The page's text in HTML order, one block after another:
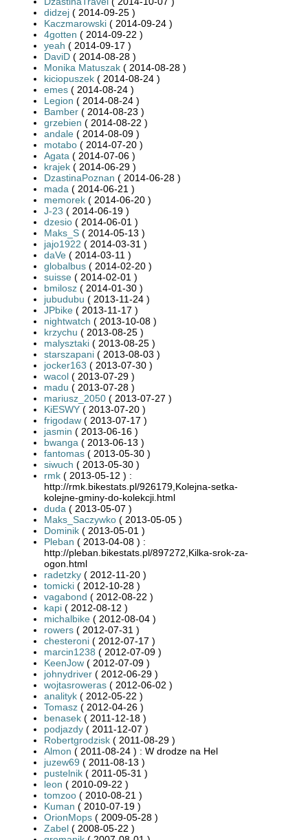
didzej ( 2014-09-25 )
Kaczmarowski ( 2014-09-24 )
4gotten ( 2014-09-22 )
yeah ( 2014-09-17 )
DaviD ( 2014-08-28 )
Monika Matuszak ( 2014-08-28 )
kiciopuszek ( 2014-08-24 )
emes ( 2014-08-24 )
Legion ( 2014-08-24 )
Bamber ( 2014-08-23 )
grzebien ( 2014-08-22 )
andale ( 2014-08-09 )
motabo ( 2014-07-20 )
Agata ( 2014-07-06 )
krajek ( 2014-06-29 )
DzastinaPoznan ( 2014-06-28 )
mada ( 2014-06-21 )
memorek ( 2014-06-20 )
J-23 ( 2014-06-19 )
dzesio ( 2014-06-01 )
Maks_S ( 2014-05-13 )
jajo1922 ( 2014-03-31 )
daVe ( 2014-03-11 )
globalbus ( 2014-02-20 )
suisse ( 2014-02-01 )
bmilosz ( 2014-01-30 )
jubudubu ( 2013-11-24 )
JPbike ( 2013-11-17 )
nightwatch ( 2013-10-08 )
krzychu ( 2013-08-25 )
malysztaki ( 2013-08-25 )
starszapani ( 2013-08-03 )
jocker163 ( 2013-07-30 )
wacol ( 2013-07-29 )
madu ( 2013-07-28 )
mariusz_2050 ( 2013-07-27 )
KiESWY ( 2013-07-20 )
frigodaw ( 2013-07-17 )
jasmin ( 2013-06-16 )
bwanga ( 2013-06-13 )
fantomas ( 2013-05-30 )
siwuch ( 2013-05-30 )
rmk ( 2013-05-12 ) :
http://rmk.bikestats.pl/926179,Kolejna-setka-
kolejne-gminy-do-kolekcji.html
duda ( 2013-05-07 )
Maks_Saczywko ( 2013-05-05 )
Dominik ( 2013-05-01 )
Pleban ( 2013-04-08 ) :
http://pleban.bikestats.pl/897272,Kilka-srok-za-
ogon.html
radetzky ( 2012-11-20 )
tomicki ( 2012-10-28 )
vagabond ( 2012-08-22 )
kapi ( 2012-08-12 )
michalbike ( 2012-08-04 )
rowers ( 2012-07-31 )
chesteroni ( 2012-07-17 )
marcin1238 ( 2012-07-09 )
KeenJow ( 2012-07-09 )
johnydriver ( 2012-06-29 )
wojtasroweras ( 2012-06-02 )
analityk ( 2012-05-22 )
Tomasz ( 2012-04-26 )
benasek ( 2011-12-18 )
podjazdy ( 2011-12-07 )
Robertgrodzisk ( 2011-08-29 )
Almon ( 2011-08-24 ) : W drodze na Hel
juzew69 ( 2011-08-13 )
pustelnik ( 2011-05-31 )
leon ( 2010-09-22 )
tomzoo ( 2010-08-21 )
Kuman ( 2010-07-19 )
OrionMops ( 2009-05-28 )
Zabel ( 2008-05-22 )